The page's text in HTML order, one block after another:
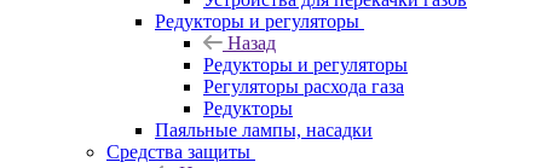
Редукторы и регуляторы
Назад
Редукторы и регуляторы
Регуляторы расхода газа
Редукторы
Паяльные лампы, насадки
Средства защиты